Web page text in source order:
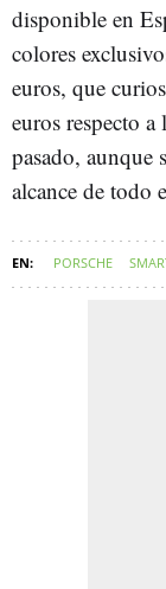
disponible en
colores
euros, que
euros respecto
pasado, aunque
alcance de todo
PORSCHE